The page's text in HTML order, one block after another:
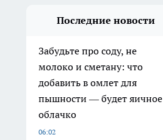
Последние новости
Забудьте про соду, не
молоко и сметану: что
добавить в омлет для
пышности — будет яичное
облачко
06:02